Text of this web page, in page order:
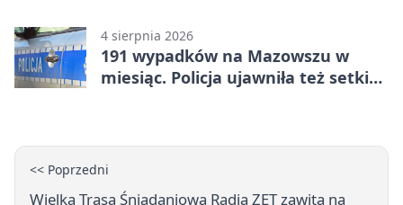
4 sierpnia 2026
191 wypadków na Mazowszu w
miesiąc. Policja ujawniła też setki
<< Poprzedni
Wielka Trasa Śniadaniowa Radia ZET zawita na